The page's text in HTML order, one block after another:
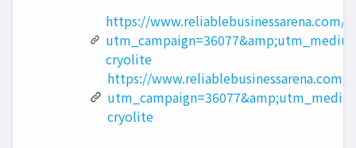
https://www.reliablebusinessarena.com/
cryolite
https://www.reliablebusinessarena.com/?
cryolite